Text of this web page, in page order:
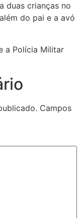
duas crianças no
do pai e a avó
a Polícia Militar
Campos